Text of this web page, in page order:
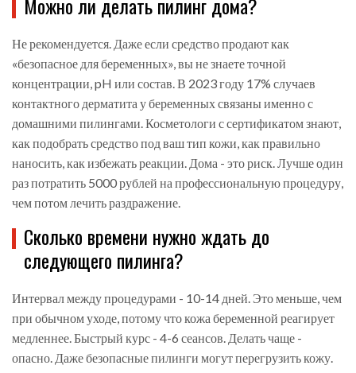
Можно ли делать пилинг дома?
Не рекомендуется. Даже если средство продают как
«безопасное для беременных», вы не знаете точной
концентрации, pH или состав. В 2023 году 17% случаев
контактного дерматита у беременных связаны именно с
домашними пилингами. Косметологи с сертификатом знают,
как подобрать средство под ваш тип кожи, как правильно
наносить, как избежать реакции. Дома - это риск. Лучше один
раз потратить 5000 рублей на профессиональную процедуру,
чем потом лечить раздражение.
Сколько времени нужно ждать до
следующего пилинга?
Интервал между процедурами - 10-14 дней. Это меньше, чем
при обычном уходе, потому что кожа беременной реагирует
медленнее. Быстрый курс - 4-6 сеансов. Делать чаще -
опасно. Даже безопасные пилинги могут перегрузить кожу.